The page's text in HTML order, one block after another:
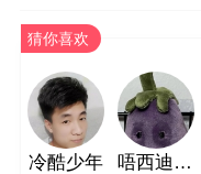
猜你喜欢
冷酷少年 唔西迪西p712